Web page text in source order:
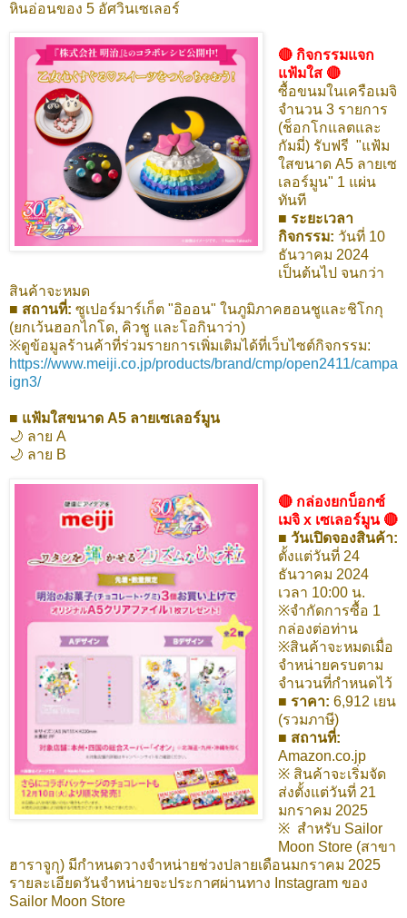
หินอ่อนของ 5 อัศวินเซเลอร์
🔴 กิจกรรมแจก
แฟ้มใส 🔴
ซื้อขนมในเครือเมจิ
จำนวน 3 รายการ
(ช็อกโกแลตและ
กัมมี่) รับฟรี "แฟ้ม
ใสขนาด A5 ลายเซ
เลอร์มูน" 1 แผ่น
ทันที
■ ระยะเวลา
กิจกรรม: วันที่ 10
ธันวาคม 2024
เป็นต้นไป จนกว่า
สินค้าจะหมด
■ สถานที่: ซูเปอร์มาร์เก็ต "อิออน" ในภูมิภาคฮอนชูและชิโกกุ
(ยกเว้นฮอกไกโด, คิวชู และโอกินาว่า)
※ดูข้อมูลร้านค้าที่ร่วมรายการเพิ่มเติมได้ที่เว็บไซต์กิจกรรม:
https://www.meiji.co.jp/products/brand/cmp/open2411/campa
ign3/
■ แฟ้มใสขนาด A5 ลายเซเลอร์มูน
🌙 ลาย A
🌙 ลาย B
🔴 กล่องยกบ็อกซ์
เมจิ x เซเลอร์มูน 🔴
■ วันเปิดจองสินค้า:
ตั้งแต่วันที่ 24
ธันวาคม 2024
เวลา 10:00 น.
※จำกัดการซื้อ 1
กล่องต่อท่าน
※สินค้าจะหมดเมื่อ
จำหน่ายครบตาม
จำนวนที่กำหนดไว้
■ ราคา: 6,912 เยน
(รวมภาษี)
■ สถานที่:
Amazon.co.jp
※ สินค้าจะเริ่มจัด
ส่งตั้งแต่วันที่ 21
มกราคม 2025
※ สำหรับ Sailor
Moon Store (สาขา
ฮาราจูกุ) มีกำหนดวางจำหน่ายช่วงปลายเดือนมกราคม 2025
รายละเอียดวันจำหน่ายจะประกาศผ่านทาง Instagram ของ
Sailor Moon Store